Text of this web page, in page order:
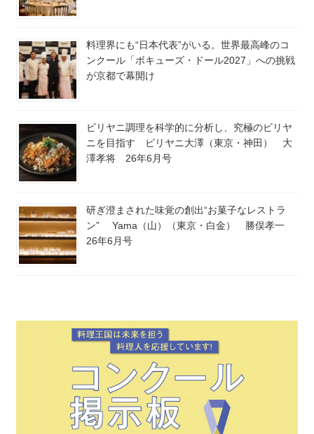
料理界にも“日本代表”がいる。世界最高峰のコ
ンクール「ボキューズ・ドール2027」への挑戦
が京都で幕開け
ビリヤニ調理を科学的に分析し、究極のビリヤ
ニを目指す ビリヤニ大澤（東京・神田） 大
澤孝将 26年6月号
研ぎ澄まされた味覚の創出“お菓子なレストラ
ン” Yama（山）（東京・白金） 勝俣孝一
26年6月号